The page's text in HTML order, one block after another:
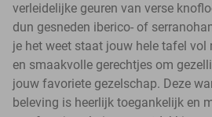
verleidelijke geuren van verse
dun gesneden iberico- of
je het weet staat jouw hele tafel vol
en smaakvolle gerechtjes om
jouw favoriete gezelschap. Deze
beleving is heerlijk toegankelijk en